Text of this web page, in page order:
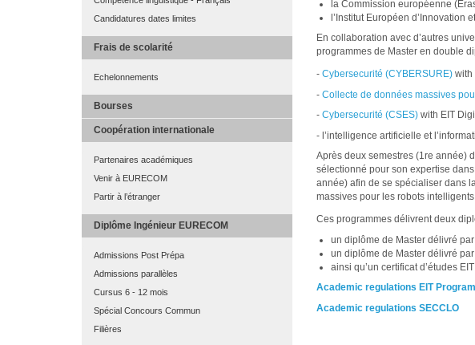
Candidatures dates limites
Frais de scolarité
Echelonnements
Bourses
Coopération internationale
Partenaires académiques
Venir à EURECOM
Partir à l’étranger
Diplôme Ingénieur EURECOM
Admissions Post Prépa
Admissions parallèles
Cursus 6 - 12 mois
Spécial Concours Commun
Filières
la Commission européenne
l’Institut Européen d’Innovation
En collaboration avec d’autres
programmes de Master en double
- Cybersecurité (CYBERSURE)with
- Collecte de données massives
- Cybersecurité (CSES)with EIT
- l’intelligence artificielle et
Après deux semestres (1re année)
sélectionné pour son expertise
année) afin de se spécialiser dans
massives pour les robots
Ces programmes délivrent deux
un diplôme de Master délivré
un diplôme de Master délivré
ainsi qu’un certificat d’études
Academic regulations EIT Program
Academic regulations SECCLO